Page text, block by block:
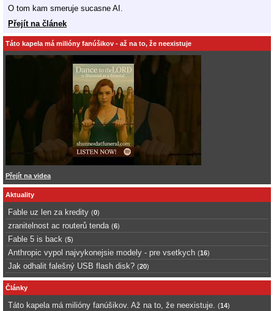
O tom kam smeruje sucasne AI.
Přejít na článek
Táto kapela má milióny fanúšikov - až na to, že neexistuje
Přejít na videa
Aktuality
Fable uz len za kredity (0)
zranitelnost ac routerů tenda (6)
Fable 5 is back (5)
Anthropic vypol najvykonejsie modely - pre vsetkych (16)
Jak odhalit falešný USB flash disk? (20)
Články
Táto kapela má milióny fanúšikov. Až na to, že neexistuje. (14)